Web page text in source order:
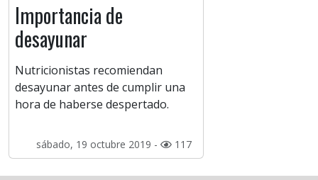
Importancia de
desayunar
Nutricionistas recomiendan
desayunar antes de cumplir una
hora de haberse despertado.
sábado, 19 octubre 2019 - 117